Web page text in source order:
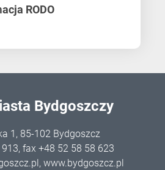
RODO
Bydgoszczy
1, 85-102 Bydgoszcz
, fax +48 52 58 58 623
, www.bydgoszcz.pl